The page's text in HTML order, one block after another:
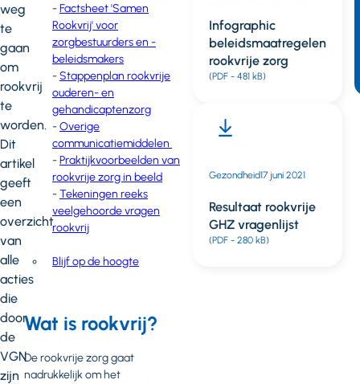
weg
te
gaan
om
rookvrij
te
worden.
Dit
artikel
geeft
een
overzicht
van
alle
acties
die
door
de
VGN
zijn
-Factsheet 'Samen
Rookvrij' voor
zorgbestuurders en -
beleidsmakers
-Stappenplan rookvrije
ouderen- en
gehandicaptenzorg
-Overige
communicatiemiddelen
-Praktijkvoorbeelden van
rookvrije zorg in beeld
-Tekeningen reeks
veelgehoorde vragen
rookvrij
Blijf op de hoogte
Wat is rookvrij?
De rookvrije zorg gaat
nadrukkelijk om het
Infographic
beleidsmaatregelen
rookvrije zorg
(PDF - 481 kB)
Resultaat rookvrije
GHZ vragenlijst
(PDF - 280 kB)
Gezondheid17 juni 2021